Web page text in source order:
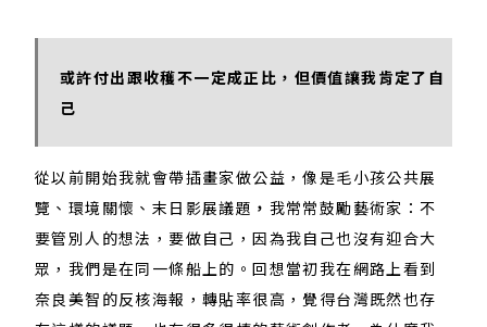
或許付出跟收穫不一定成正比，但價值讓我肯定了自
己
從以前開始我就會帶插畫家做公益，像是毛小孩公共展
覽、環境關懷、末日影展議題 ， 我常常鼓勵藝術家：不
要管別人的想法，要做自己，因為我自己也沒有迎合大
眾，我們是在同一條船上的。回想當初我在網路上看到
奈良美智的反核海報，轉貼率很高，覺得台灣既然也存